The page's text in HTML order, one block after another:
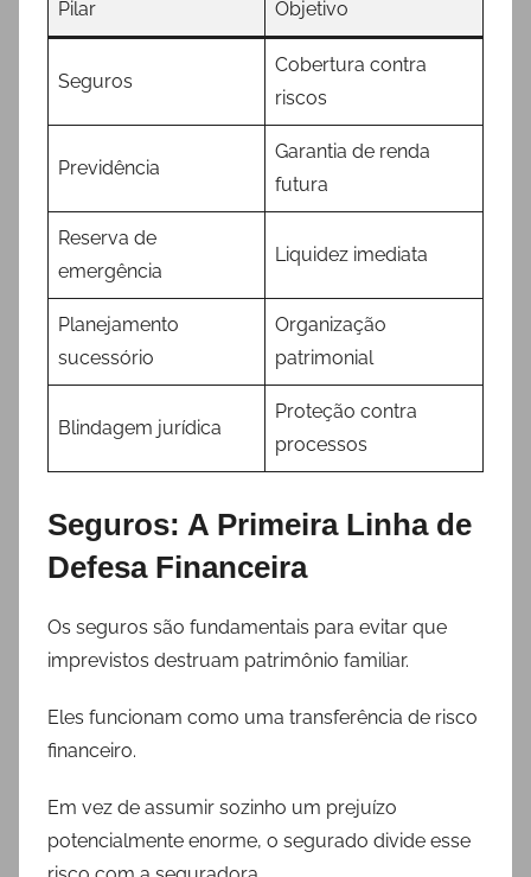
Pilar Objetivo
Seguros
Cobertura contra
riscos
Previdência
Garantia de renda
futura
Reserva de
emergência
Liquidez imediata
Planejamento
sucessório
Organização
patrimonial
Blindagem jurídica
Proteção contra
processos
Seguros: A Primeira Linha de
Defesa Financeira
Os seguros são fundamentais para evitar que
imprevistos destruam patrimônio familiar.
Eles funcionam como uma transferência de risco
financeiro.
Em vez de assumir sozinho um prejuízo
potencialmente enorme, o segurado divide esse